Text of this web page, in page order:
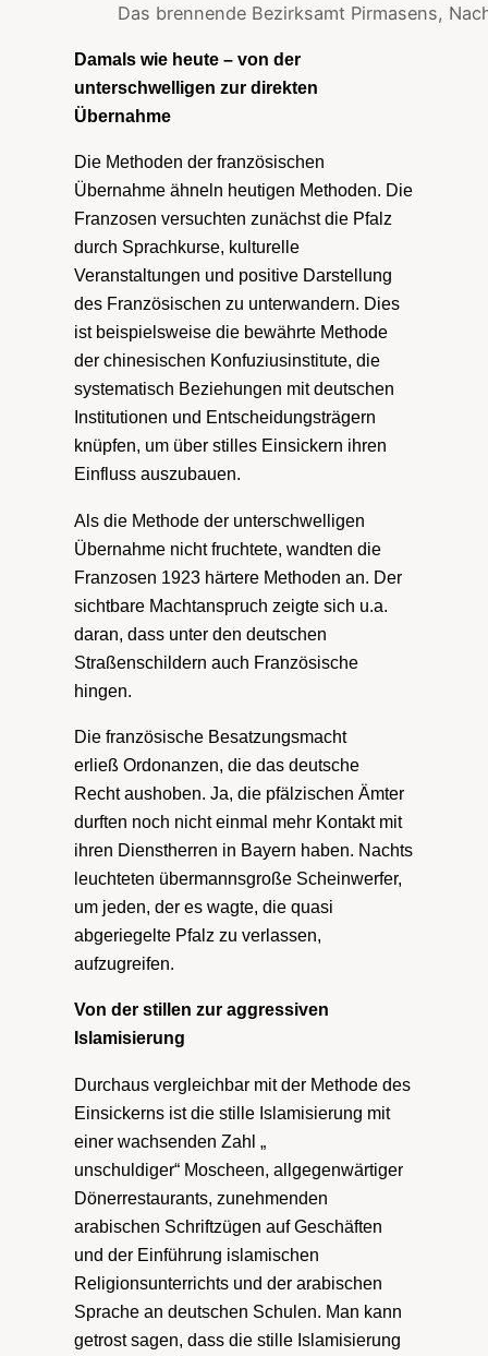
Das brennende Bezirksamt Pirmasens,
Damals wie heute – von der
unterschwelligen zur direkten
Übernahme
Die Methoden der französischen
Übernahme ähneln heutigen Methoden. Die
Franzosen versuchten zunächst die Pfalz
durch Sprachkurse, kulturelle
Veranstaltungen und positive Darstellung
des Französischen zu unterwandern. Dies
ist beispielsweise die bewährte Methode
der chinesischen Konfuziusinstitute, die
systematisch Beziehungen mit deutschen
Institutionen und Entscheidungsträgern
knüpfen, um über stilles Einsickern ihren
Einfluss auszubauen.
Als die Methode der unterschwelligen
Übernahme nicht fruchtete, wandten die
Franzosen 1923 härtere Methoden an. Der
sichtbare Machtanspruch zeigte sich u.a.
daran, dass unter den deutschen
Straßenschildern auch Französische
hingen.
Die französische Besatzungsmacht
erließ Ordonanzen, die das deutsche
Recht aushoben. Ja, die pfälzischen Ämter
durften noch nicht einmal mehr Kontakt mit
ihren Dienstherren in Bayern haben. Nachts
leuchteten übermannsgroße Scheinwerfer,
um jeden, der es wagte, die quasi
abgeriegelte Pfalz zu verlassen,
aufzugreifen.
Von der stillen zur aggressiven
Islamisierung
Durchaus vergleichbar mit der Methode des
Einsickerns ist die stille Islamisierung mit
einer wachsenden Zahl „
unschuldiger“ Moscheen, allgegenwärtiger
Dönerrestaurants, zunehmenden
arabischen Schriftzügen auf Geschäften
und der Einführung islamischen
Religionsunterrichts und der arabischen
Sprache an deutschen Schulen. Man kann
getrost sagen, dass die stille Islamisierung